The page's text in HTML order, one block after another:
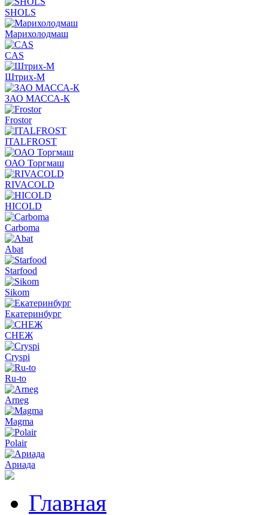
SHOLS
Марихолодмаш
CAS
Штрих-М
ЗАО МАССА-К
Frostor
ITALFROST
ОАО Торгмаш
RIVACOLD
HICOLD
Carboma
Abat
Starfood
Sikom
Екатеринбург
СНЕЖ
Cryspi
Ru-to
Arneg
Magma
Polair
Ариада
Главная